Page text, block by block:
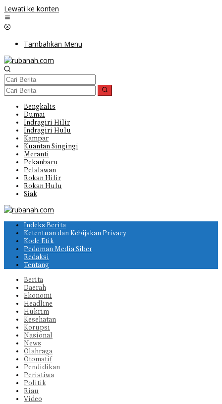
Lewati ke konten
Tambahkan Menu
Bengkalis
Dumai
Indragiri Hilir
Indragiri Hulu
Kampar
Kuantan Singingi
Meranti
Pekanbaru
Pelalawan
Rokan Hilir
Rokan Hulu
Siak
Indeks Berita
Ketentuan dan Kebijakan Privacy
Kode Etik
Pedoman Media Siber
Redaksi
Tentang
Berita
Daerah
Ekonomi
Headline
Hukrim
Kesehatan
Korupsi
Nasional
News
Olahraga
Otomatif
Pendidikan
Peristiwa
Politik
Riau
Video